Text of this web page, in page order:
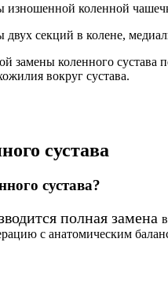
изношенной коленной
двух секций в колене,
замены коленного сустава
вокруг сустава.
сустава
сустава?
полная замена
с анатомическим